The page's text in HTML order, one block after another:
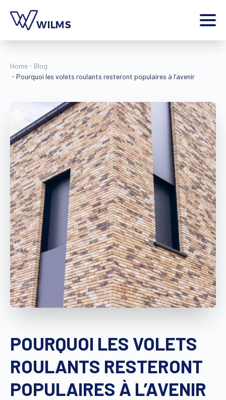
Trouver un revendeur Devis sur mesure
Brochure gratuite
Inspiration
Outils
Contact
Plus
Jobs
Wilms World
FR
Home
Blog
Pourquoi les volets roulants resteront populaires à l’avenir
POURQUOI LES VOLETS
ROULANTS RESTERONT
POPULAIRES À L’AVENIR